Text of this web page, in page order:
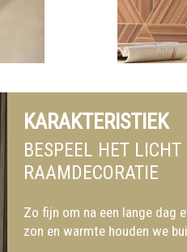
KARAKTERISTIEK
BESPEEL HET
RAAMDECORATIE
Zo fijn om na een lange dag
zon en warmte houden we